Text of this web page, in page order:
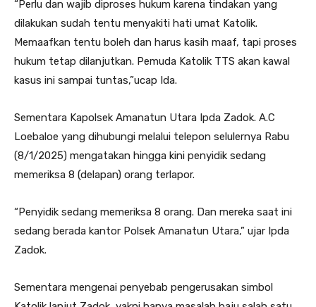
“Perlu dan wajib diproses hukum karena tindakan yang
dilakukan sudah tentu menyakiti hati umat Katolik.
Memaafkan tentu boleh dan harus kasih maaf, tapi proses
hukum tetap dilanjutkan. Pemuda Katolik TTS akan kawal
kasus ini sampai tuntas,”ucap Ida.
Sementara Kapolsek Amanatun Utara Ipda Zadok. A.C
Loebaloe yang dihubungi melalui telepon selulernya Rabu
(8/1/2025) mengatakan hingga kini penyidik sedang
memeriksa 8 (delapan) orang terlapor.
“Penyidik sedang memeriksa 8 orang. Dan mereka saat ini
sedang berada kantor Polsek Amanatun Utara,” ujar Ipda
Zadok.
Sementara mengenai penyebab pengerusakan simbol